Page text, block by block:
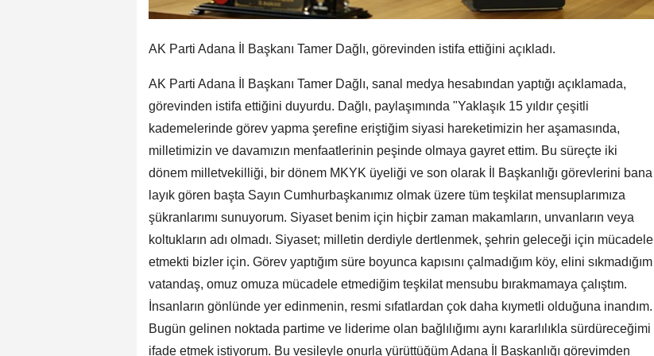
AK Parti Adana İl Başkanı Tamer Dağlı, görevinden istifa ettiğini açıkladı.
AK Parti Adana İl Başkanı Tamer Dağlı, sanal medya hesabından yaptığı açıklamada,
görevinden istifa ettiğini duyurdu. Dağlı, paylaşımında "Yaklaşık 15 yıldır çeşitli
kademelerinde görev yapma şerefine eriştiğim siyasi hareketimizin her aşamasında,
milletimizin ve davamızın menfaatlerinin peşinde olmaya gayret ettim. Bu süreçte iki
dönem milletvekilliği, bir dönem MKYK üyeliği ve son olarak İl Başkanlığı görevlerini bana
layık gören başta Sayın Cumhurbaşkanımız olmak üzere tüm teşkilat mensuplarımıza
şükranlarımı sunuyorum. Siyaset benim için hiçbir zaman makamların, unvanların veya
koltukların adı olmadı. Siyaset; milletin derdiyle dertlenmek, şehrin geleceği için mücadele
etmekti bizler için. Görev yaptığım süre boyunca kapısını çalmadığım köy, elini sıkmadığım
vatandaş, omuz omuza mücadele etmediğim teşkilat mensubu bırakmamaya çalıştım.
İnsanların gönlünde yer edinmenin, resmi sıfatlardan çok daha kıymetli olduğuna inandım.
Bugün gelinen noktada partime ve liderime olan bağlılığımı aynı kararlılıkla sürdüreceğimi
ifade etmek istiyorum. Bu vesileyle onurla yürüttüğüm Adana İl Başkanlığı görevimden